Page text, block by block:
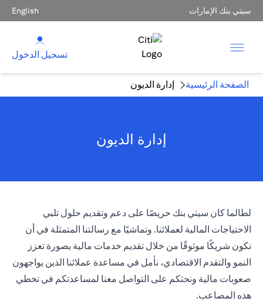
سيتي بنك الإمارات English
تسجيل الدخول
الصفحة الرئيسية إدارة الديون
إدارة الديون
لطالما كان سيتي بنك حريصًا على دعم وتقديم حلول تلبي
الاحتياجات المالية لعملائنا. وتماشيًا مع رسالتنا المتمثلة في أن
نكون شريكًا موثوقًا من خلال تقديم خدمات مالية بصورة تعزز
النمو والتقدم الاقتصادي، نأمل في مساعدة عملائنا الذين يواجهون
صعوبات مالية ونحثكم على التواصل معنا لمساعدتكم في تخطي
هذه المصاعب.